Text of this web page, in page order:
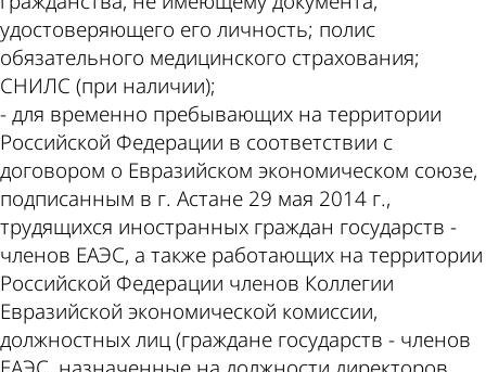
удостоверяющего его личность; полис
обязательного медицинского страхования;
СНИЛС (при наличии);
- для временно пребывающих на территории
Российской Федерации в соответствии с
договором о Евразийском экономическом союзе,
подписанным в г. Астане 29 мая 2014 г.,
трудящихся иностранных граждан государств -
членов ЕАЭС, а также работающих на территории
Российской Федерации членов Коллегии
Евразийской экономической комиссии,
должностных лиц (граждане государств - членов